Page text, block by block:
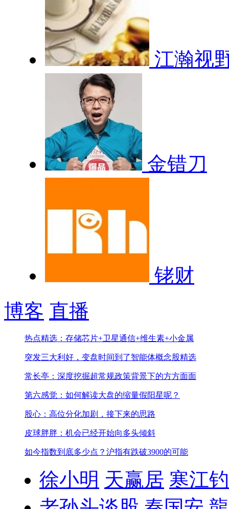
江瀚视
金错刀
铑财
博客 直播
热点精选：存储芯片+卫星通信+维生素+小金属
突发三大利好，变盘时间到了智能体概念股精选
常长亭：深度挖掘超常规政策背景下的方方面面
第六感觉：如何解读大盘的缩量假阳星呢？
股心：高位分化加剧，接下来的思路
皮球胖胖：机会已经开始向多头倾斜
如今指数到底多少点？ 沪指有跌破3900的可能
徐小明 天赢居 寒江